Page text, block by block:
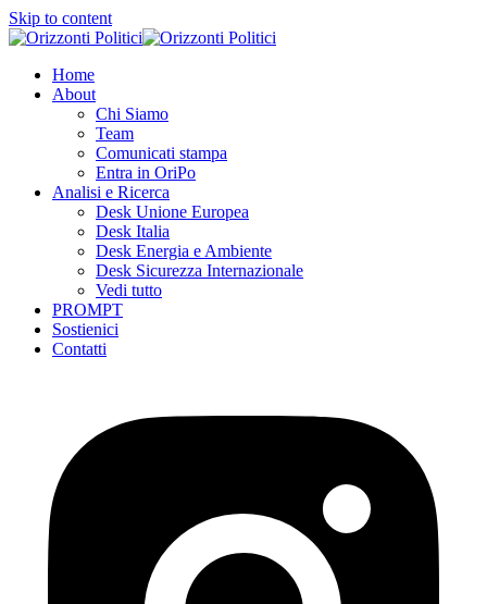
Skip to content
Home
About
Chi Siamo
Team
Comunicati stampa
Entra in OriPo
Analisi e Ricerca
Desk Unione Europea
Desk Italia
Desk Energia e Ambiente
Desk Sicurezza Internazionale
Vedi tutto
PROMPT
Sostienici
Contatti